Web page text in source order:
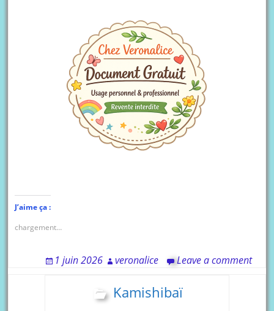
J’aime ça :
chargement…
1 juin 2026 veronalice Leave a comment
Kamishibaï